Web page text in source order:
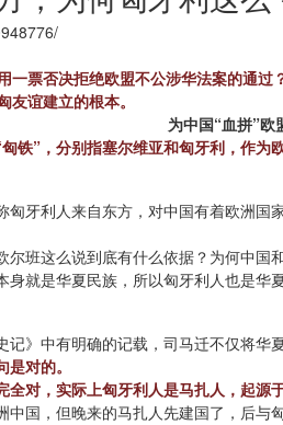
票否决拒绝欧盟不公涉华法案的通
谊建立的根本。
为中国“血拼”欧
铁”，分别指塞尔维亚和匈牙利，作
牙利人来自东方，对中国有着欧洲国
尔班这么说到底有什么依据？为何中国
就是华夏民族，所以匈牙利人也是华夏
》中有明确的记载，司马迁不仅将
对的。
对，实际上匈牙利人是马扎人，起源
国，但晚来的马扎人先建国了，后与